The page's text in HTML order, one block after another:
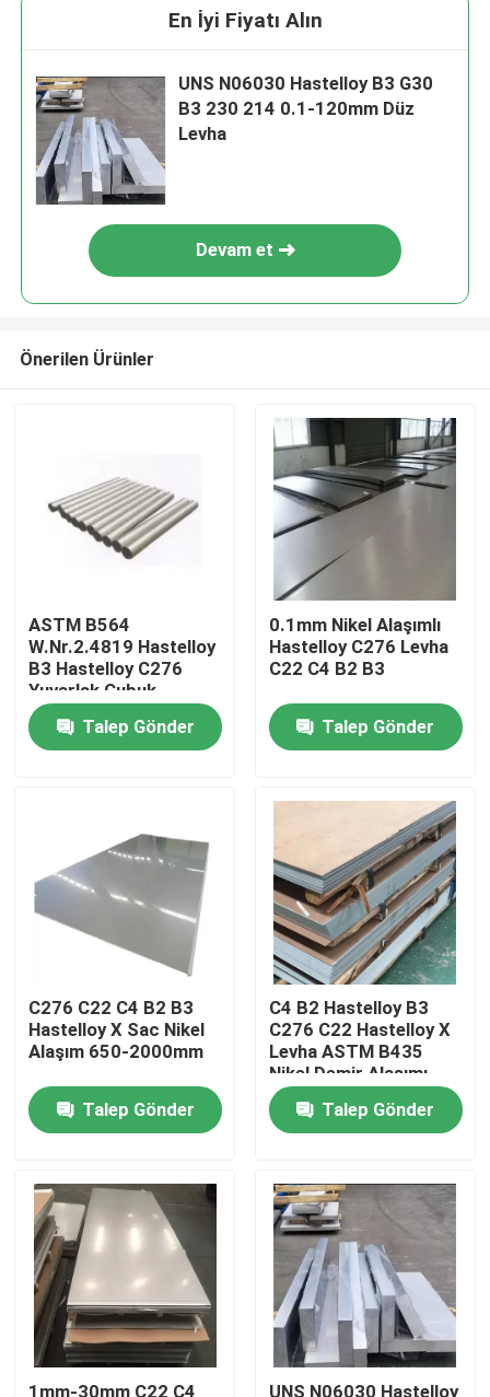
Hakkımızda
Kalite kontrol
Bize Ulaşın
Inconel 625 Malzeme
Incoloy 800 Malzemesi
Inconel 718 Malzeme
En İyi Fiyatı Alın
UNS N06030 Hastelloy B3 G30
B3 230 214 0.1-120mm Düz
Levha
Devam et
Önerilen Ürünler
ASTM B564
W.Nr.2.4819 Hastelloy
B3 Hastelloy C276
Yuvarlak Çubuk
Talep Gönder
0.1mm Nikel Alaşımlı
Hastelloy C276 Levha
C22 C4 B2 B3
Talep Gönder
C276 C22 C4 B2 B3
Hastelloy X Sac Nikel
Alaşım 650-2000mm
Talep Gönder
C4 B2 Hastelloy B3
C276 C22 Hastelloy X
Levha ASTM B435
Nikel Demir Alaşımı
Talep Gönder
1mm-30mm C22 C4 UNS N06030 Hastelloy